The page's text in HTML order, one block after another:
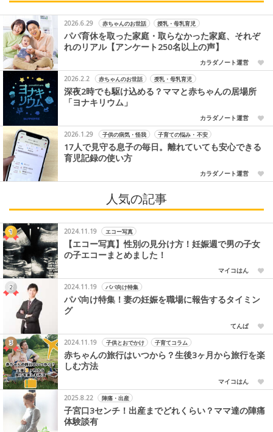
2026.6.29 赤ちゃんのお世話 授乳・母乳育児
パパ育休を取った家庭・取らなかった家庭、それぞ
れのリアル【アンケート250名以上の声】
カラダノート運営
2026.2.2
赤ちゃんのお世話 授乳・母乳育児
深夜2時でも駆け込める？ママと赤ちゃんの居場所
「ヨナキリウム」
カラダノート運営
2026.1.29
子供の病気・怪我 子育ての悩み・不安
17人で見守る息子の毎日。離れていても安心できる
育児記録の使い方
カラダノート運営
人気の記事
2024.11.19 エコー写真
【エコー写真】性別の見分け方！妊娠週で男の子女
の子エコーまとめました！
マイコはん
2024.11.19
パパ向け特集
パパ向け特集！妻の妊娠を職場に報告するタイミン
グ
てんぱ
2024.11.19
子供とおでかけ 子育てコラム
赤ちゃんの旅行はいつから？生後3ヶ月から旅行を楽
しむ方法
マイコはん
2025.8.22
陣痛・出産
子宮口3センチ！出産までどれくらい？ママ達の陣痛
体験談有